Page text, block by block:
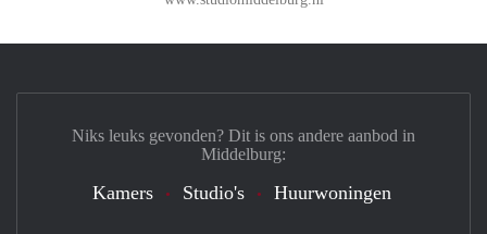
Niks leuks gevonden? Dit is ons andere aanbod in
Middelburg:
Kamers Studio's Huurwoningen